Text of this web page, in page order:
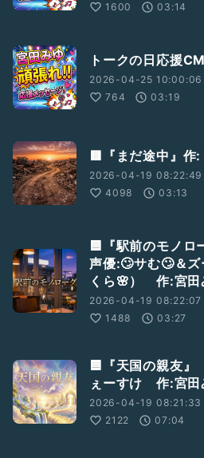
1600
03:14
トークの日応援CM
2026-04-25 10:00:06
764
03:19
🟥『まだ途中』作
2026-04-19 08:22:49
4098
03:13
🟦『駅前のモノロ
声優:🙄サむ🙄＆
くら🌸） 作:宮田
2026-04-19 08:22:07
1488
03:27
🟦『天国の親友』
ぇーすけ 作:宮田
2026-04-19 08:21:33
2122
07:04